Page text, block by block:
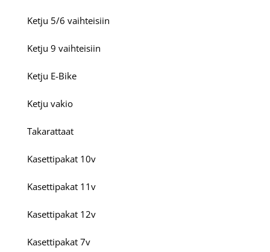
Ketju 5/6 vaihteisiin
Ketju 9 vaihteisiin
Ketju E-Bike
Ketju vakio
Takarattaat
Kasettipakat 10v
Kasettipakat 11v
Kasettipakat 12v
Kasettipakat 7v